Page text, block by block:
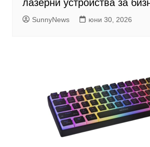
лазерни устройства за
SunnyNews юни 30, 2026